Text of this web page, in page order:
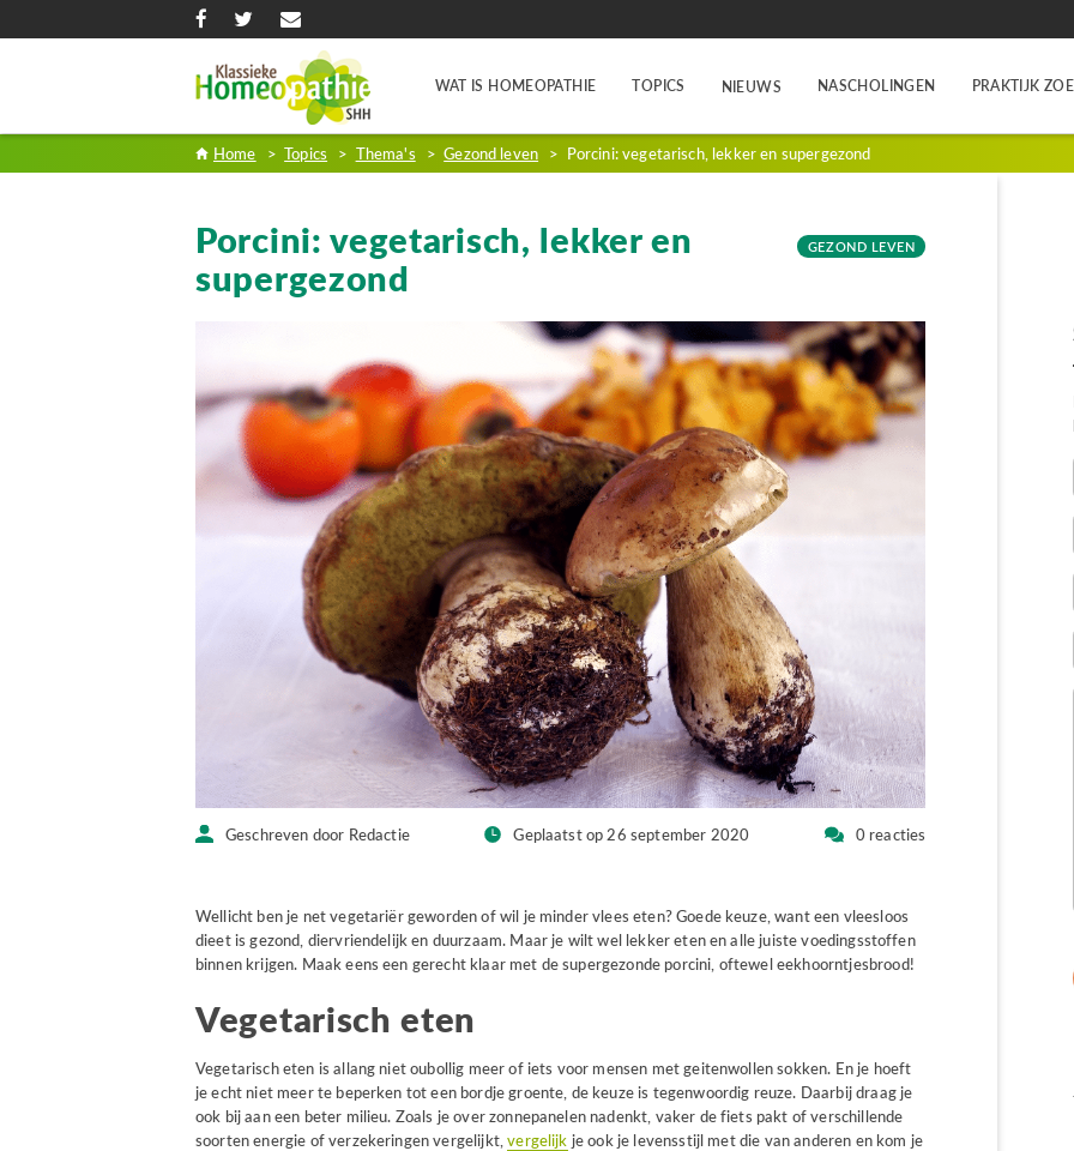
WAT IS HOMEOPATHIE TOPICS NIEUWS NASCHOLINGEN PRAKTIJK
Home > Topics > Thema's > Gezond leven > Porcini: vegetarisch, lekker en supergezond
Porcini: vegetarisch, lekker en
supergezond
GEZOND LEVEN
Geschreven door Redactie Geplaatst op 26 september 2020 0 reacties
Wellicht ben je net vegetariër geworden of wil je minder vlees eten? Goede keuze, want een vleesloos
dieet is gezond, diervriendelijk en duurzaam. Maar je wilt wel lekker eten en alle juiste voedingsstoffen
binnen krijgen. Maak eens een gerecht klaar met de supergezonde porcini, oftewel eekhoorntjesbrood!
Vegetarisch eten
Vegetarisch eten is allang niet oubollig meer of iets voor mensen met geitenwollen sokken. En je hoeft
je echt niet meer te beperken tot een bordje groente, de keuze is tegenwoordig reuze. Daarbij draag je
ook bij aan een beter milieu. Zoals je over zonnepanelen nadenkt, vaker de fiets pakt of verschillende
soorten energie of verzekeringen vergelijkt,vergelijk je ook je levensstijl met die van anderen en kom je